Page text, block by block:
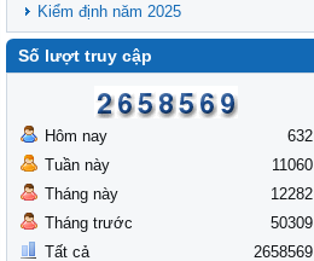
Kiểm định năm 2025
Số lượt truy cập
Hôm nay
Tuần này
Tháng này
Tháng trước
Tất cả
632
11060
12282
50309
2658569